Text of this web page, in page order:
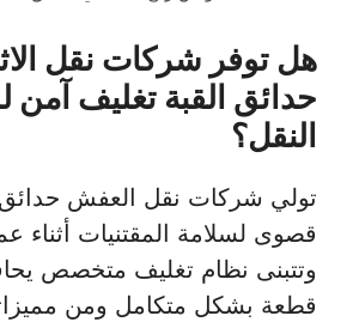
هل توفر شركات نقل
حدائق القبة تغليف آمن
النقل؟
تولي شركات نقل العفش حدائق
قصوى لسلامة المقتنيات أثناء
وتتبنى نظام تغليف متخصص
قطعة بشكل متكامل ومن